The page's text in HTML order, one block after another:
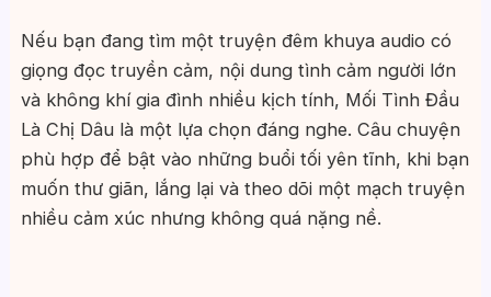
Nếu bạn đang tìm một truyện đêm khuya audio có
giọng đọc truyền cảm, nội dung tình cảm người lớn
và không khí gia đình nhiều kịch tính, Mối Tình Đầu
Là Chị Dâu là một lựa chọn đáng nghe. Câu chuyện
phù hợp để bật vào những buổi tối yên tĩnh, khi bạn
muốn thư giãn, lắng lại và theo dõi một mạch truyện
nhiều cảm xúc nhưng không quá nặng nề.